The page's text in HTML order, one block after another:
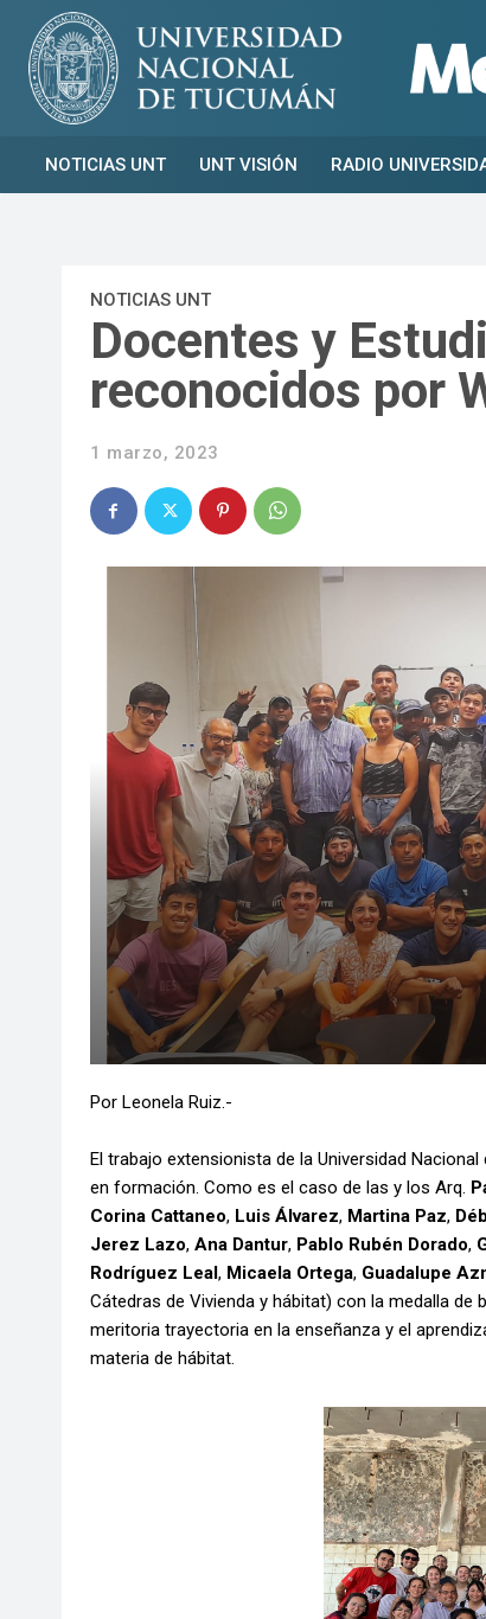
NOTICIAS UNT UNT VISIÓN RADIO
NOTICIAS UNT
Docentes y
reconocidos por
1 marzo, 2023
Por Leonela Ruiz.-
El trabajo extensionista de la Universidad
en formación. Como es el caso de las y los Arq.
Corina Cattaneo, Luis Álvarez, Martina Paz,
Jerez Lazo, Ana Dantur, Pablo Rubén Dorado,
Rodríguez Leal , Micaela Ortega, Guadalupe
Cátedras de Vivienda y hábitat) con la medalla
meritoria trayectoria en la enseñanza y el
materia de hábitat.